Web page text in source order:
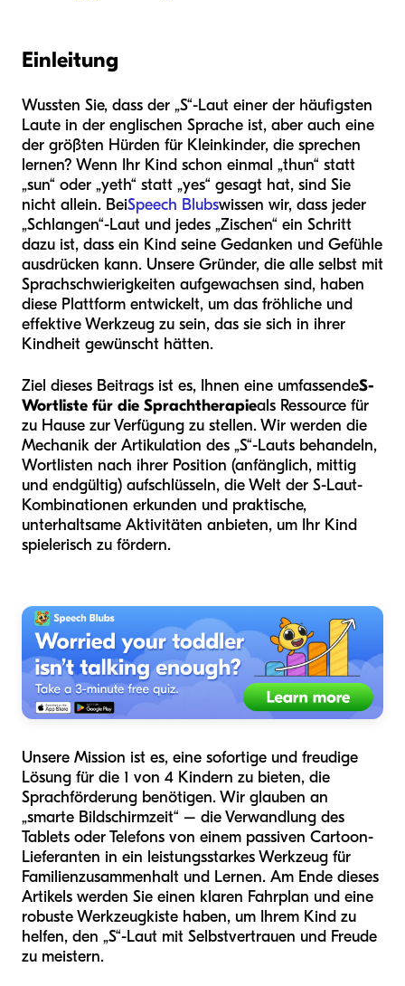
Einleitung
Wussten Sie, dass der „S“-Laut einer der häufigsten
Laute in der englischen Sprache ist, aber auch eine
der größten Hürden für Kleinkinder, die sprechen
lernen? Wenn Ihr Kind schon einmal „thun“ statt
„sun“ oder „yeth“ statt „yes“ gesagt hat, sind Sie
nicht allein. BeiSpeech Blubswissen wir, dass jeder
„Schlangen“-Laut und jedes „Zischen“ ein Schritt
dazu ist, dass ein Kind seine Gedanken und Gefühle
ausdrücken kann. Unsere Gründer, die alle selbst mit
Sprachschwierigkeiten aufgewachsen sind, haben
diese Plattform entwickelt, um das fröhliche und
effektive Werkzeug zu sein, das sie sich in ihrer
Kindheit gewünscht hätten.
Ziel dieses Beitrags ist es, Ihnen eine umfassendeS-
Wortliste für die Sprachtherapieals Ressource für
zu Hause zur Verfügung zu stellen. Wir werden die
Mechanik der Artikulation des „S“-Lauts behandeln,
Wortlisten nach ihrer Position (anfänglich, mittig
und endgültig) aufschlüsseln, die Welt der S-Laut-
Kombinationen erkunden und praktische,
unterhaltsame Aktivitäten anbieten, um Ihr Kind
spielerisch zu fördern.
Unsere Mission ist es, eine sofortige und freudige
Lösung für die 1 von 4 Kindern zu bieten, die
Sprachförderung benötigen. Wir glauben an
„smarte Bildschirmzeit“ – die Verwandlung des
Tablets oder Telefons von einem passiven Cartoon-
Lieferanten in ein leistungsstarkes Werkzeug für
Familienzusammenhalt und Lernen. Am Ende dieses
Artikels werden Sie einen klaren Fahrplan und eine
robuste Werkzeugkiste haben, um Ihrem Kind zu
helfen, den „S“-Laut mit Selbstvertrauen und Freude
zu meistern.